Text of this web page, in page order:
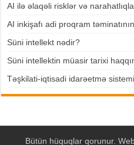
AI ilə əlaqəli risklər və
AI inkişafı adi proqram
Süni intellekt nədir?
Süni intellektin müasir tarixi
Təşkilati-iqtisadi idarəetmə
Bütün hüquqlar qorunur.